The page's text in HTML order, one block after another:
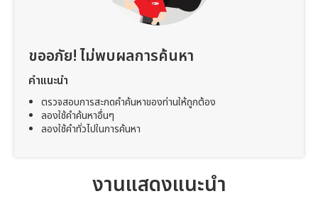
ขออภัย! ไม่พบผลการค้นหา
คำแนะนำ
ตรวจสอบการสะกดคำค้นหาของท่านให้ถูกต้อง
ลองใช้คำค้นหาอื่นๆ
ลองใช้คำทั่วไปในการค้นหา
งานแสดงแนะนำ